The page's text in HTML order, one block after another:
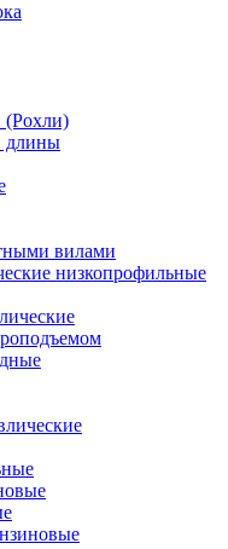
(Рохли)
длины
вилами
низкопрофильные